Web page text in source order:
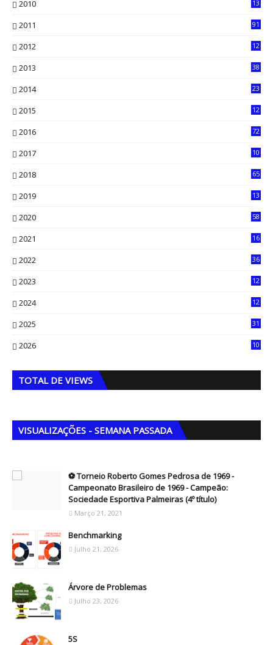
2010
13
2011 91
2012
12
2013
38
2014
23
2015
12
2016
72
2017 10
2018 65
2019
13
2020
58
2021
16
2022
36
2023
12
2024
12
2025
31
2026
10
TOTAL DE VIEWS
VISUALIZAÇÕES - SEMANA PASSADA
⚽ Torneio Roberto Gomes Pedrosa de 1969 -
Campeonato Brasileiro de 1969 - Campeão:
Sociedade Esportiva Palmeiras (4º título)
Março 21, 2021
Benchmarking
Julho 21, 2026
Árvore de Problemas
Julho 23, 2026
5S